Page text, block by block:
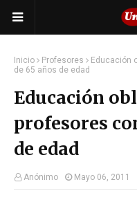
Inicio Profesores
Educación
de 65 años de edad
Educación
profesores
de edad
Anónimo Mayo 06, 2011